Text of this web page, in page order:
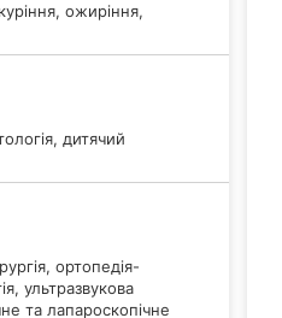
ожиріння,
дитячий
ортопедія-
ультразвукова
та лапароскопічне